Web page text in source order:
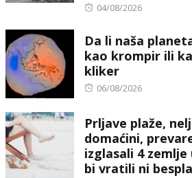
Posted
04/08/2026
Da li naša
kao krompir ili
kliker
Posted
06/08/2026
Prljave plaže,
domaćini,
izglasali 4 zemlje
bi vratili ni